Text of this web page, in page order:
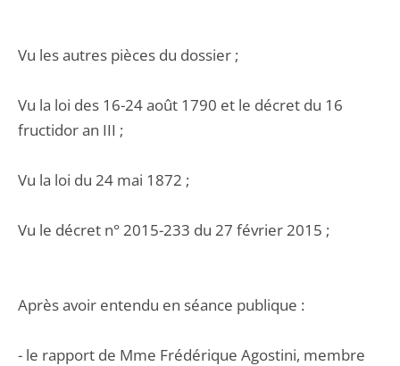
Vu les autres pièces du dossier ;
Vu la loi des 16-24 août 1790 et le décret du 16
fructidor an III ;
Vu la loi du 24 mai 1872 ;
Vu le décret n° 2015-233 du 27 février 2015 ;
Après avoir entendu en séance publique :
- le rapport de Mme Frédérique Agostini, membre